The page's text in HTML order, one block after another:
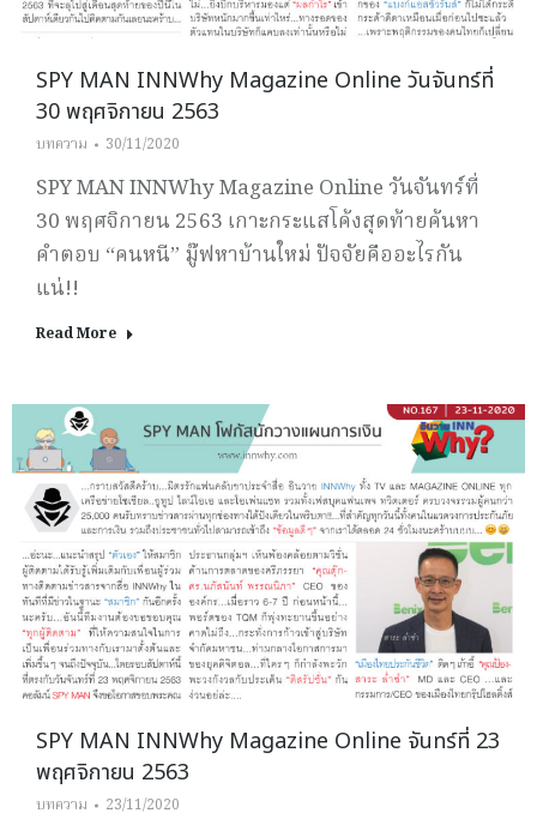
SPY MAN INNWhy Magazine Online วันจันทร์ที่
30 พฤศจิกายน 2563
บทความ 30/11/2020
SPY MAN INNWhy Magazine Online วันจันทร์ที่
30 พฤศจิกายน 2563 เกาะกระแสโค้งสุดท้ายค้นหา
คำตอบ “คนหนี” มู๊ฟหาบ้านใหม่ ปัจจัยคืออะไรกัน
แน่!!
Read More
SPY MAN INNWhy Magazine Online จันทร์ที่ 23
พฤศจิกายน 2563
บทความ 23/11/2020